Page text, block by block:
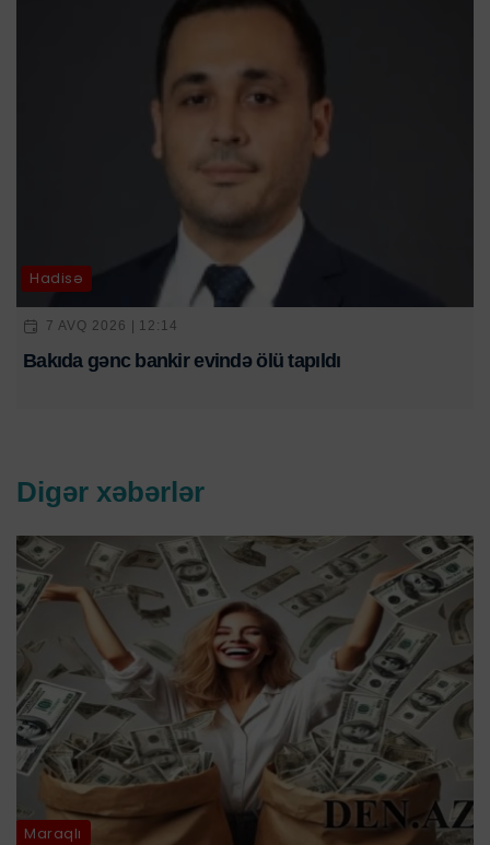
Hadisə
7 AVQ 2026 | 12:14
Bakıda gənc bankir evində ölü tapıldı
Digər xəbərlər
Maraqlı